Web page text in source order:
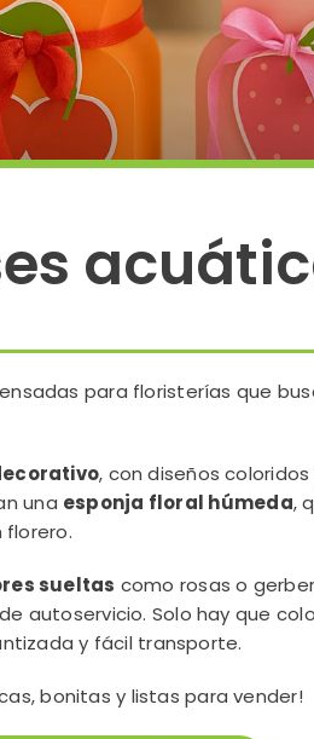
para floristerías que
, con diseños
una esponja floral húmeda,
florero.
sueltas como rosas o
autoservicio. Solo hay que
y fácil transporte.
bonitas y listas para vender!